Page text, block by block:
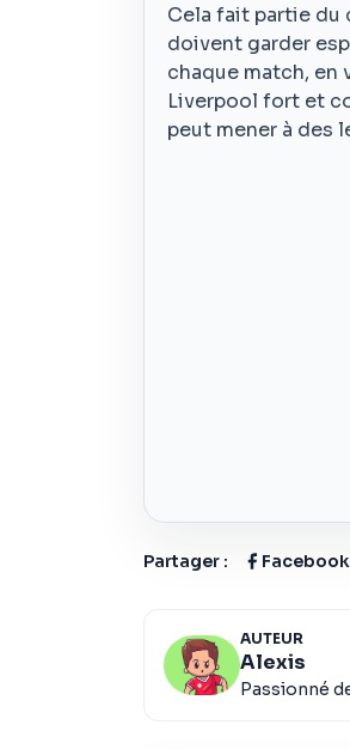
Cela fait partie du
doivent garder
chaque match, en
Liverpool fort et
peut mener à des
Partager : Facebook
AUTEUR
Alexis
Passionné